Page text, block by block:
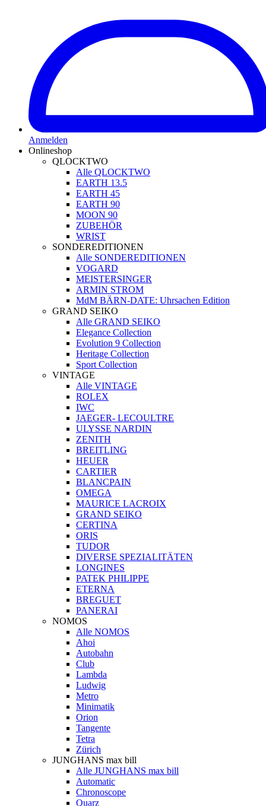
Anmelden
Onlineshop
QLOCKTWO
Alle QLOCKTWO
EARTH 13.5
EARTH 45
EARTH 90
MOON 90
ZUBEHÖR
WRIST
SONDEREDITIONEN
Alle SONDEREDITIONEN
VOGARD
MEISTERSINGER
ARMIN STROM
MdM BÄRN-DATE: Uhrsachen Edition
GRAND SEIKO
Alle GRAND SEIKO
Elegance Collection
Evolution 9 Collection
Heritage Collection
Sport Collection
VINTAGE
Alle VINTAGE
ROLEX
IWC
JAEGER- LECOULTRE
ULYSSE NARDIN
ZENITH
BREITLING
HEUER
CARTIER
BLANCPAIN
OMEGA
MAURICE LACROIX
GRAND SEIKO
CERTINA
ORIS
TUDOR
DIVERSE SPEZIALITÄTEN
LONGINES
PATEK PHILIPPE
ETERNA
BREGUET
PANERAI
NOMOS
Alle NOMOS
Ahoi
Autobahn
Club
Lambda
Ludwig
Metro
Minimatik
Orion
Tangente
Tetra
Zürich
JUNGHANS max bill
Alle JUNGHANS max bill
Automatic
Chronoscope
Quarz